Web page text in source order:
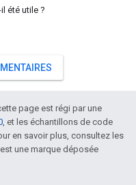
été utile ?
page est régi par une
, et les échantillons de code
en savoir plus, consultez les
une marque déposée